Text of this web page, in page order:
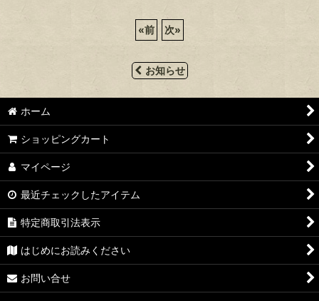
«前 次»
お知らせ
ホーム
ショッピングカート
マイページ
最近チェックしたアイテム
特定商取引法表示
はじめにお読みください
お問い合せ